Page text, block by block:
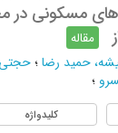
مسکونی در
مقاله
حمید رضا ؛
؛
کلیدواژه